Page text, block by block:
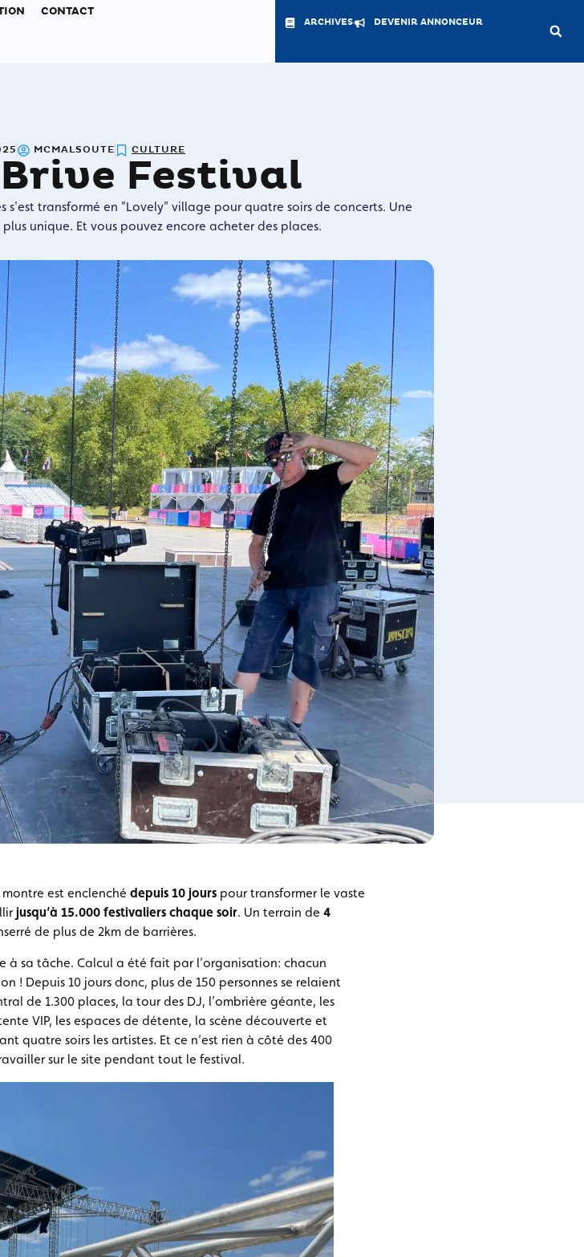
CONTACT
ARCHIVES DEVENIR ANNONCEUR
MCMALSOUTE CULTURE
Brive Festival
s'est transformé en "Lovely" village pour quatre soirs de concerts. Une
unique. Et vous pouvez encore acheter des places.
est enclenché depuis 10 jours pour transformer le vaste
jusqu’à 15.000 festivaliers chaque soir. Un terrain de 4
de plus de 2km de barrières.
à sa tâche. Calcul a été fait par l’organisation: chacun
! Depuis 10 jours donc, plus de 150 personnes se relaient
de 1.300 places, la tour des DJ, l’ombrière géante, les
VIP, les espaces de détente, la scène découverte et
quatre soirs les artistes. Et ce n’est rien à côté des 400
sur le site pendant tout le festival.